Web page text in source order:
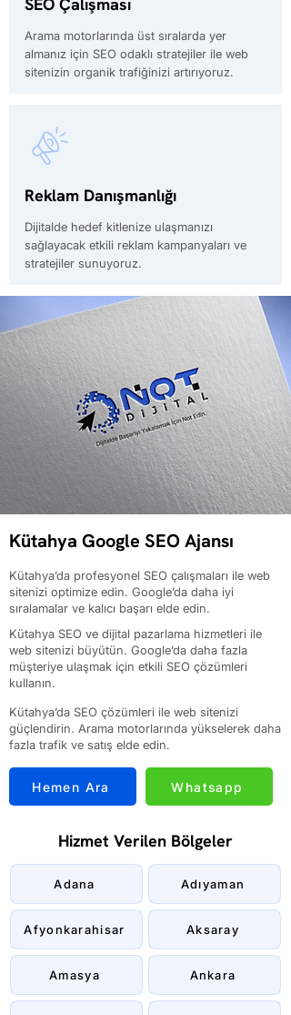
Arama motorlarında üst sıralarda yer
almanız için SEO odaklı stratejiler ile web
sitenizin organik trafiğinizi artırıyoruz.
Reklam Danışmanlığı
Dijitalde hedef kitlenize ulaşmanızı
sağlayacak etkili reklam kampanyaları ve
stratejiler sunuyoruz.
Kütahya Google SEO Ajansı
Kütahya’da profesyonel SEO çalışmaları ile web
sitenizi optimize edin. Google’da daha iyi
sıralamalar ve kalıcı başarı elde edin.
Kütahya SEO ve dijital pazarlama hizmetleri ile
web sitenizi büyütün. Google’da daha fazla
müşteriye ulaşmak için etkili SEO çözümleri
kullanın.
Kütahya’da SEO çözümleri ile web sitenizi
güçlendirin. Arama motorlarında yükselerek daha
fazla trafik ve satış elde edin.
Hemen Ara Whatsapp
Hizmet Verilen Bölgeler
Adana
Afyonkarahisar
Amasya
Adıyaman
Aksaray
Ankara